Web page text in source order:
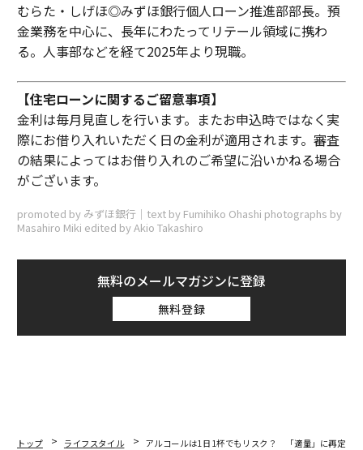
むらた・しげほ◎みずほ銀行個人ローン推進部部長。預
金業務を中心に、長年にわたってリテール領域に携わ
る。人事部などを経て2025年より現職。
【住宅ローンに関するご留意事項】
金利は毎月見直しを行います。またお申込時ではなく実
際にお借り入れいただく日の金利が適用されます。審査
の結果によってはお借り入れのご希望に沿いかねる場合
がございます。
promoted by みずほ銀行｜text by Fumihiko Ohashi photographs by
Masahiro Miki edited by Akio Takashiro
無料のメールマガジンに登録
無料登録
トップ ライフスタイル アルコールは1日1杯でもリスク？ 「適量」に再定義